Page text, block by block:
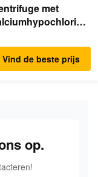
met
Vind de beste prijs
op.